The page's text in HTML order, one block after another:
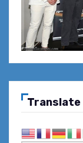
Translate